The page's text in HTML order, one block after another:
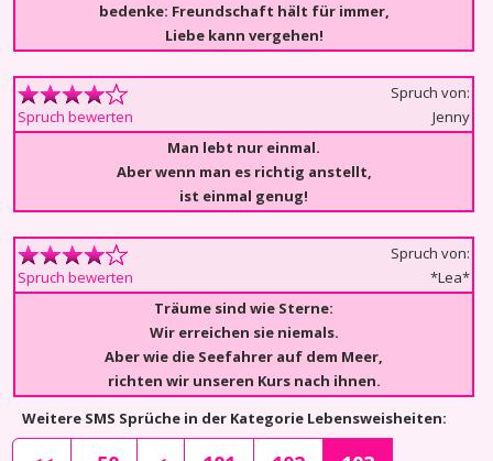
bedenke: Freundschaft hält für immer,
Liebe kann vergehen!
Spruch bewerten
Spruch von:
Jenny
Man lebt nur einmal.
Aber wenn man es richtig anstellt,
ist einmal genug!
Spruch bewerten
Spruch von:
*Lea*
Träume sind wie Sterne:
Wir erreichen sie niemals.
Aber wie die Seefahrer auf dem Meer,
richten wir unseren Kurs nach ihnen.
Weitere SMS Sprüche in der Kategorie Lebensweisheiten: